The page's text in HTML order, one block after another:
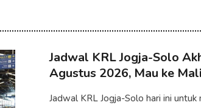
Jadwal KRL Jogja-Solo
Agustus 2026, Mau ke
Jadwal KRL Jogja-Solo hari ini untuk